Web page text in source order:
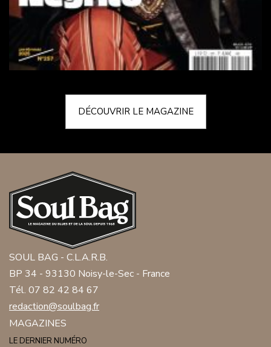
DÉCOUVRIR LE MAGAZINE
SOUL BAG - C.L.A.R.B.
BP 34 - 93130 Noisy-le-Sec - France
Tél. 07 82 42 84 67
redaction@soulbag.fr
MAGAZINES
LE DERNIER NUMÉRO